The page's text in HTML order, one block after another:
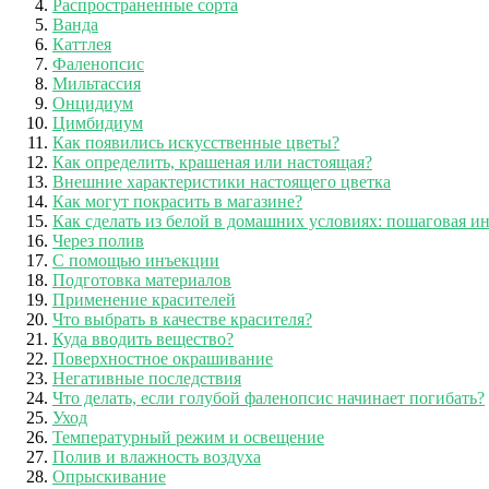
Распространенные сорта
Ванда
Каттлея
Фаленопсис
Мильтассия
Онцидиум
Цимбидиум
Как появились искусственные цветы?
Как определить, крашеная или настоящая?
Внешние характеристики настоящего цветка
Как могут покрасить в магазине?
Как сделать из белой в домашних условиях: пошаговая
Через полив
С помощью инъекции
Подготовка материалов
Применение красителей
Что выбрать в качестве красителя?
Куда вводить вещество?
Поверхностное окрашивание
Негативные последствия
Что делать, если голубой фаленопсис начинает погибать?
Уход
Температурный режим и освещение
Полив и влажность воздуха
Опрыскивание